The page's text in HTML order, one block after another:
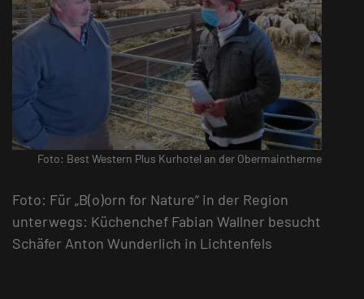
Foto: Best Western Plus Kurhotel an der Obermaintherme
Foto: Für „B(o)orn for Nature“ in der Region
unterwegs: Küchenchef Fabian Wallner besucht
Schäfer Anton Wunderlich in Lichtenfels